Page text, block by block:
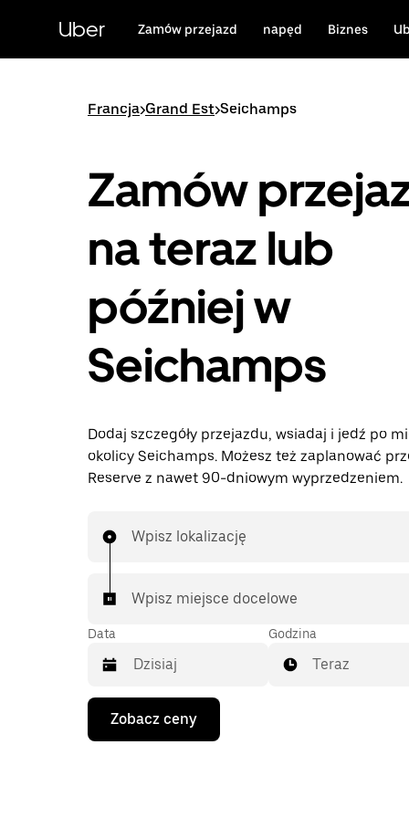
zawartości
Uber Zamów przejazd napęd Biznes
Francja>Grand Est>Seichamps
Zamów
na teraz lub
później w
Seichamps
Dodaj szczegóły przejazdu, wsiadaj i jedź po
okolicy Seichamps. Możesz też zaplanować
Reserve z nawet 90-dniowym wyprzedzeniem.
Wpisz lokalizację
Wpisz miejsce docelowe
Data
Naciśnij
klawisz
strzałki
Godzina
Teraz
Zobacz ceny